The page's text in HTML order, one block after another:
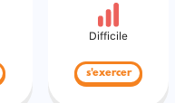
Difficile
s'exercer